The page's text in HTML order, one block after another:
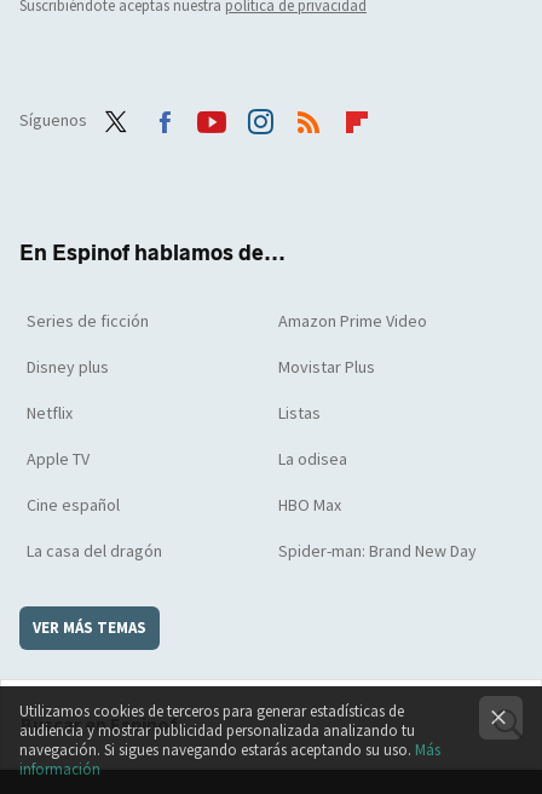
Suscribiéndote aceptas nuestra política de privacidad
Síguenos
En Espinof hablamos de...
Series de ficción Amazon Prime Video
Disney plus Movistar Plus
Netflix Listas
Apple TV La odisea
Cine español HBO Max
La casa del dragón Spider-man: Brand New Day
VER MÁS TEMAS
Utilizamos cookies de terceros para generar estadísticas de
audiencia y mostrar publicidad personalizada analizando tu
navegación. Si sigues navegando estarás aceptando su uso. Más
información